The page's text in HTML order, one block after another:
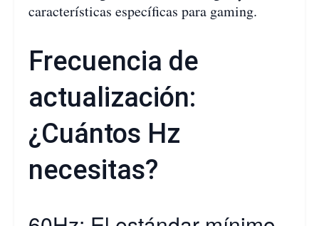
características específicas para gaming.
Frecuencia de
actualización:
¿Cuántos Hz
necesitas?